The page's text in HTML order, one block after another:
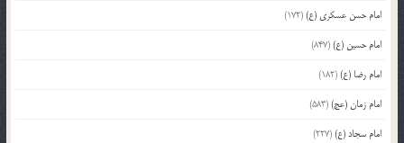
امام حسن عسکری (ع)(172)
امام حسین (ع)(847)
امام رضا (ع)(182)
امام زمان (عج)(583)
امام سجاد (ع)(227)